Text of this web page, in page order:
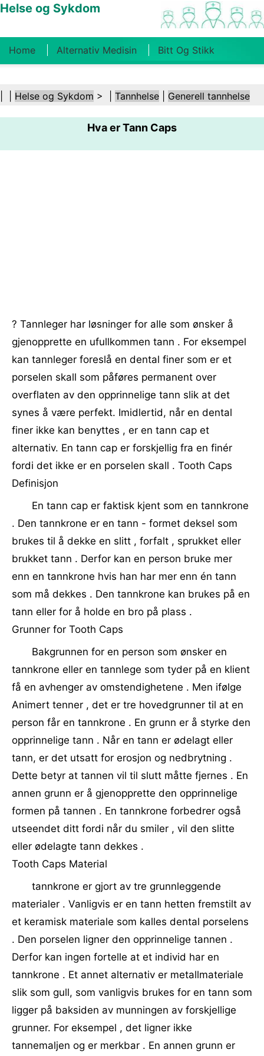
Helse og Sykdom
Home Alternativ Medisin Bitt Og Stikk
Kosthold Og Ernæring Familiehelse
Psykisk Helse Folkehelse Og
Sikkerhet Kirurgi Og Prosedyrer Helse
Helse og Sykdom > | Tannhelse Generell tannhelse
Hva er Tann Caps
? Tannleger har løsninger for alle som ønsker å
gjenopprette en ufullkommen tann . For eksempel
kan tannleger foreslå en dental finer som er et
porselen skall som påføres permanent over
overflaten av den opprinnelige tann slik at det
synes å være perfekt. Imidlertid, når en dental
finer ikke kan benyttes , er en tann cap et
alternativ. En tann cap er forskjellig fra en finér
fordi det ikke er en porselen skall . Tooth Caps
Definisjon
En tann cap er faktisk kjent som en tannkrone
. Den tannkrone er en tann - formet deksel som
brukes til å dekke en slitt , forfalt , sprukket eller
brukket tann . Derfor kan en person bruke mer
enn en tannkrone hvis han har mer enn én tann
som må dekkes . Den tannkrone kan brukes på en
tann eller for å holde en bro på plass .
Grunner for Tooth Caps
Bakgrunnen for en person som ønsker en
tannkrone eller en tannlege som tyder på en klient
få en avhenger av omstendighetene . Men ifølge
Animert tenner , det er tre hovedgrunner til at en
person får en tannkrone . En grunn er å styrke den
opprinnelige tann . Når en tann er ødelagt eller
tann, er det utsatt for erosjon og nedbrytning .
Dette betyr at tannen vil til slutt måtte fjernes . En
annen grunn er å gjenopprette den opprinnelige
formen på tannen . En tannkrone forbedrer også
utseendet ditt fordi når du smiler , vil den slitte
eller ødelagte tann dekkes .
Tooth Caps Material
tannkrone er gjort av tre grunnleggende
materialer . Vanligvis er en tann hetten fremstilt av
et keramisk materiale som kalles dental porselens
. Den porselen ligner den opprinnelige tannen .
Derfor kan ingen fortelle at et individ har en
tannkrone . Et annet alternativ er metallmateriale
slik som gull, som vanligvis brukes for en tann som
ligger på baksiden av munningen av forskjellige
grunner. For eksempel , det ligner ikke
tannemaljen og er merkbar . En annen grunn er